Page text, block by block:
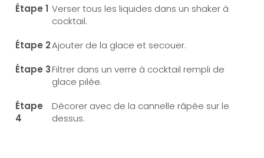
Verser tous les liquides dans un shaker à
cocktail.
Ajouter de la glace et secouer.
Filtrer dans un verre à cocktail rempli de
glace pilée.
Décorer avec de la cannelle râpée sur le
dessus.